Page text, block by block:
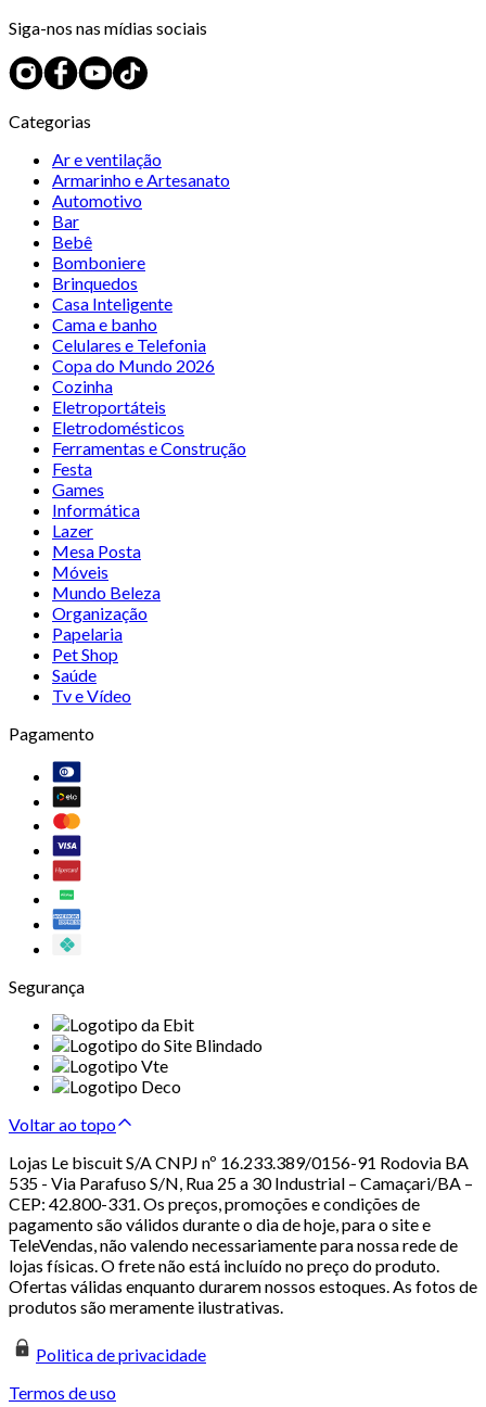
Siga-nos nas mídias sociais
Categorias
Ar e ventilação
Armarinho e Artesanato
Automotivo
Bar
Bebê
Bomboniere
Brinquedos
Casa Inteligente
Cama e banho
Celulares e Telefonia
Copa do Mundo 2026
Cozinha
Eletroportáteis
Eletrodomésticos
Ferramentas e Construção
Festa
Games
Informática
Lazer
Mesa Posta
Móveis
Mundo Beleza
Organização
Papelaria
Pet Shop
Saúde
Tv e Vídeo
Pagamento
Segurança
Voltar ao topo
Lojas Le biscuit S/A CNPJ nº 16.233.389/0156-91 Rodovia BA
535 - Via Parafuso S/N, Rua 25 a 30 Industrial – Camaçari/BA –
CEP: 42.800-331. Os preços, promoções e condições de
pagamento são válidos durante o dia de hoje, para o site e
TeleVendas, não valendo necessariamente para nossa rede de
lojas físicas. O frete não está incluído no preço do produto.
Ofertas válidas enquanto durarem nossos estoques. As fotos de
produtos são meramente ilustrativas.
Politica de privacidade
Termos de uso